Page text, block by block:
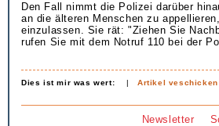
Den Fall nimmt die Polizei darüber
an die älteren Menschen zu
einzulassen. Sie rät: "Ziehen Sie
rufen Sie mit dem Notruf 110 bei der
Dies ist mir was wert: |Artikel veschicken
Newsletter